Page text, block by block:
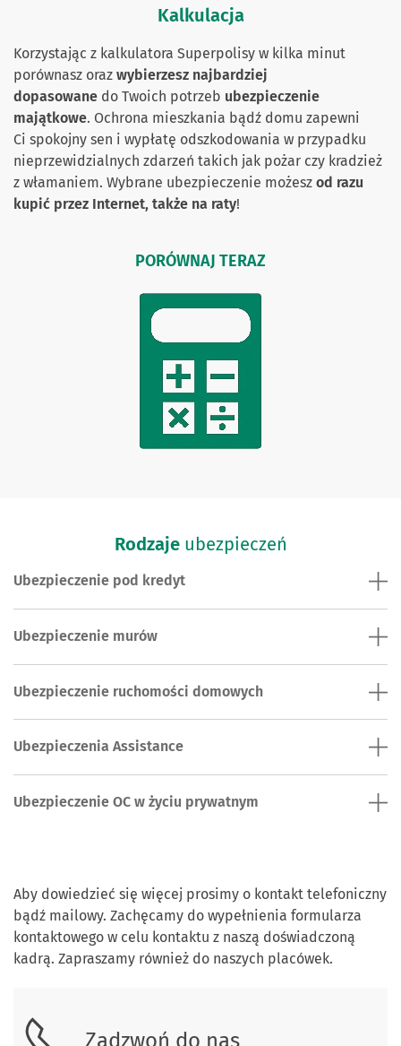
Kalkulacja
Korzystając z kalkulatora Superpolisy w kilka minut
porównasz oraz wybierzesz najbardziej
dopasowane do Twoich potrzeb ubezpieczenie
majątkowe. Ochrona mieszkania bądź domu zapewni
Ci spokojny sen i wypłatę odszkodowania w przypadku
nieprzewidzialnych zdarzeń takich jak pożar czy kradzież
z włamaniem. Wybrane ubezpieczenie możesz od razu
kupić przez Internet, także na raty!
PORÓWNAJ TERAZ
Rodzajeubezpieczeń
Ubezpieczenie pod kredyt
Ubezpieczenie murów
Ubezpieczenie ruchomości domowych
Ubezpieczenia Assistance
Ubezpieczenie OC w życiu prywatnym
Skontaktuj się z nami
Aby dowiedzieć się więcej prosimy o kontakt telefoniczny
bądź mailowy. Zachęcamy do wypełnienia formularza
kontaktowego w celu kontaktu z naszą doświadczoną
kadrą. Zapraszamy również do naszych placówek.